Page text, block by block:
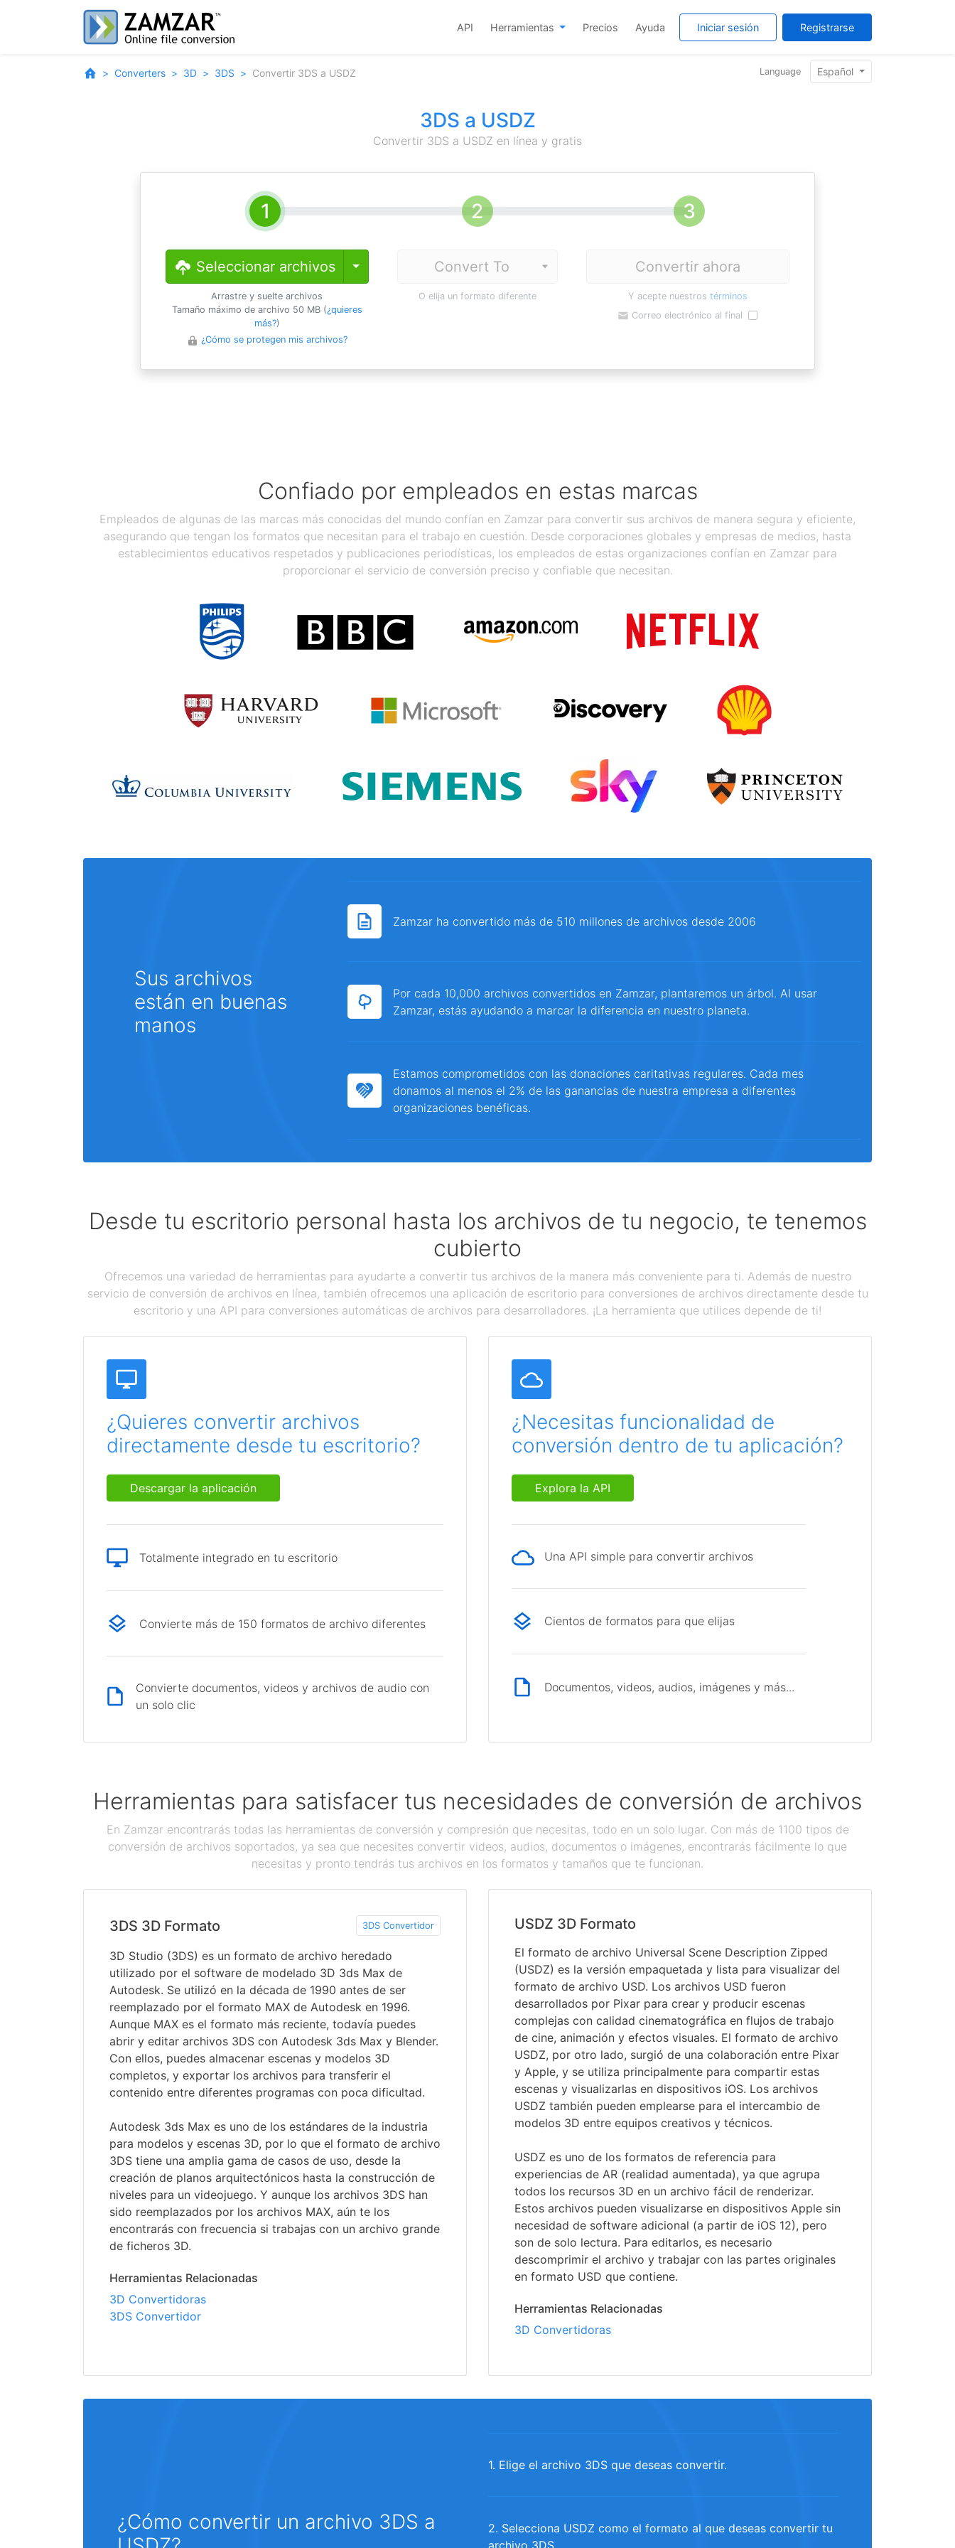
API Herramientas Precios Ayuda Iniciar sesión Registrarse
Converters 3D 3DS Convertir 3DS a USDZ Language Español
3DS a USDZ
Convertir 3DS a USDZ en línea y gratis
Seleccionar archivos Toggle Dropdown
Arrastre y suelte archivos
Tamaño máximo de archivo 50 MB (¿quieres
más?)
¿Cómo se protegen mis archivos?
O elija un formato diferente
Convertir ahora
Y acepte nuestros términos
Correo electrónico al final
Confiado por empleados en estas marcas
Empleados de algunas de las marcas más conocidas del mundo confían en Zamzar para convertir sus archivos de manera segura y eficiente,
asegurando que tengan los formatos que necesitan para el trabajo en cuestión. Desde corporaciones globales y empresas de medios, hasta
establecimientos educativos respetados y publicaciones periodísticas, los empleados de estas organizaciones confían en Zamzar para
proporcionar el servicio de conversión preciso y confiable que necesitan.
Sus archivos
están en buenas
manos
Zamzar ha convertido más de 510 millones de archivos desde 2006
Por cada 10,000 archivos convertidos en Zamzar, plantaremos un árbol. Al usar
Zamzar, estás ayudando a marcar la diferencia en nuestro planeta.
Estamos comprometidos con las donaciones caritativas regulares. Cada mes
donamos al menos el 2% de las ganancias de nuestra empresa a diferentes
organizaciones benéficas.
Desde tu escritorio personal hasta los archivos de tu negocio, te tenemos
cubierto
Ofrecemos una variedad de herramientas para ayudarte a convertir tus archivos de la manera más conveniente para ti. Además de nuestro
servicio de conversión de archivos en línea, también ofrecemos una aplicación de escritorio para conversiones de archivos directamente desde tu
escritorio y una API para conversiones automáticas de archivos para desarrolladores. ¡La herramienta que utilices depende de ti!
¿Quieres convertir archivos
directamente desde tu escritorio?
Descargar la aplicación
Totalmente integrado en tu escritorio
Convierte más de 150 formatos de archivo diferentes
Convierte documentos, videos y archivos de audio con
un solo clic
¿Necesitas funcionalidad de
conversión dentro de tu aplicación?
Explora la API
Una API simple para convertir archivos
Cientos de formatos para que elijas
Documentos, videos, audios, imágenes y más...
Herramientas para satisfacer tus necesidades de conversión de archivos
En Zamzar encontrarás todas las herramientas de conversión y compresión que necesitas, todo en un solo lugar. Con más de 1100 tipos de
conversión de archivos soportados, ya sea que necesites convertir videos, audios, documentos o imágenes, encontrarás fácilmente lo que
necesitas y pronto tendrás tus archivos en los formatos y tamaños que te funcionan.
3DS 3D Formato 3DS Convertidor
3D Studio (3DS) es un formato de archivo heredado
utilizado por el software de modelado 3D 3ds Max de
Autodesk. Se utilizó en la década de 1990 antes de ser
reemplazado por el formato MAX de Autodesk en 1996.
Aunque MAX es el formato más reciente, todavía puedes
abrir y editar archivos 3DS con Autodesk 3ds Max y Blender.
Con ellos, puedes almacenar escenas y modelos 3D
completos, y exportar los archivos para transferir el
contenido entre diferentes programas con poca dificultad.
Autodesk 3ds Max es uno de los estándares de la industria
para modelos y escenas 3D, por lo que el formato de archivo
3DS tiene una amplia gama de casos de uso, desde la
creación de planos arquitectónicos hasta la construcción de
niveles para un videojuego. Y aunque los archivos 3DS han
sido reemplazados por los archivos MAX, aún te los
encontrarás con frecuencia si trabajas con un archivo grande
de ficheros 3D.
Herramientas Relacionadas
3D Convertidoras
3DS Convertidor
USDZ 3D Formato
El formato de archivo Universal Scene Description Zipped
(USDZ) es la versión empaquetada y lista para visualizar del
formato de archivo USD. Los archivos USD fueron
desarrollados por Pixar para crear y producir escenas
complejas con calidad cinematográfica en flujos de trabajo
de cine, animación y efectos visuales. El formato de archivo
USDZ, por otro lado, surgió de una colaboración entre Pixar
y Apple, y se utiliza principalmente para compartir estas
escenas y visualizarlas en dispositivos iOS. Los archivos
USDZ también pueden emplearse para el intercambio de
modelos 3D entre equipos creativos y técnicos.
USDZ es uno de los formatos de referencia para
experiencias de AR (realidad aumentada), ya que agrupa
todos los recursos 3D en un archivo fácil de renderizar.
Estos archivos pueden visualizarse en dispositivos Apple sin
necesidad de software adicional (a partir de iOS 12), pero
son de solo lectura. Para editarlos, es necesario
descomprimir el archivo y trabajar con las partes originales
en formato USD que contiene.
Herramientas Relacionadas
3D Convertidoras
¿Cómo convertir un archivo 3DS a
1. Elige el archivo 3DS que deseas convertir.
2. Selecciona USDZ como el formato al que deseas convertir tu